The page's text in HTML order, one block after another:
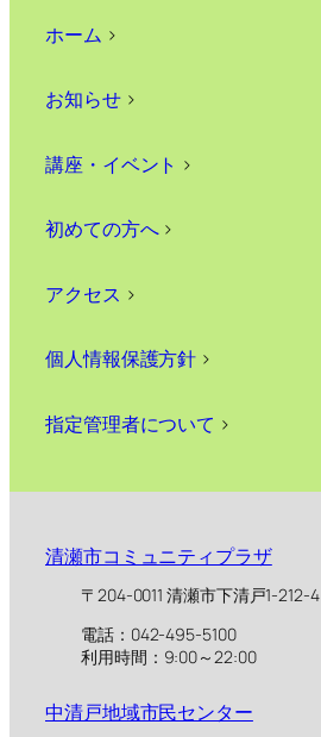
ホーム >
お知らせ>
講座・イベント >
初めての方へ>
アクセス >
個人情報保護方針 >
指定管理者について >
清瀬市コミュニティプラザ
〒204-0011 清瀬市下清戸1-212-4
電話：042-495-5100
利用時間：9:00～22:00
中清戸地域市民センター